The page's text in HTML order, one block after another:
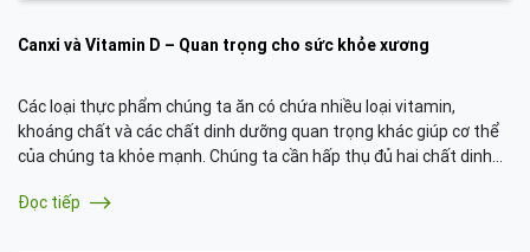
Canxi và Vitamin D – Quan trọng cho sức khỏe xương
Các loại thực phẩm chúng ta ăn có chứa nhiều loại vitamin,
khoáng chất và các chất dinh dưỡng quan trọng khác giúp cơ thể
của chúng ta khỏe mạnh. Chúng ta cần hấp thụ đủ hai chất dinh
Đọc tiếp